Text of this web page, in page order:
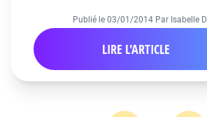
Publié le 03/01/2014 Par Isabelle
LIRE L'ARTICLE